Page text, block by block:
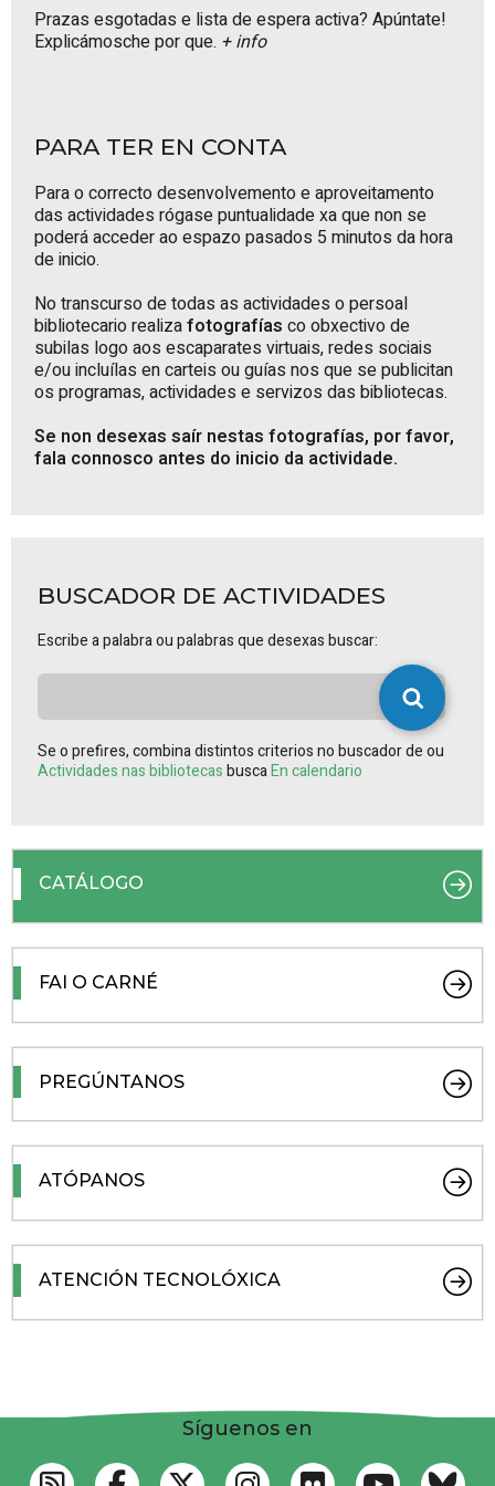
Prazas esgotadas e lista de espera activa? Apúntate!
Explicámosche por que. + info
PARA TER EN CONTA
Para o correcto desenvolvemento e aproveitamento
das actividades rógase puntualidade xa que non se
poderá acceder ao espazo pasados 5 minutos da hora
de inicio.
No transcurso de todas as actividades o persoal
bibliotecario realizafotografías co obxectivo de
subilas logo aos escaparates virtuais, redes sociais
e/ou incluílas en carteis ou guías nos que se publicitan
os programas, actividades e servizos das bibliotecas.
Se non desexas saír nestas fotografías, por favor,
fala connosco antes do inicio da actividade.
BUSCADOR DE ACTIVIDADES
Escribe a palabra ou palabras que desexas buscar:
Se o prefires, combina distintos criterios no buscador de ou
Actividades nas bibliotecasbuscaEn calendario
CATÁLOGO
FAI O CARNÉ
PREGÚNTANOS
ATÓPANOS
ATENCIÓN TECNOLÓXICA
Síguenos en